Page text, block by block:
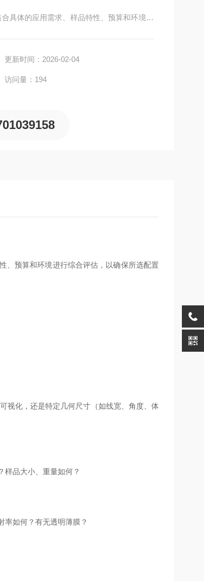
具体的应用需求、样品特性、预算和环境进
更新时间：2026-02-04
访问量：194
、预算和环境进行综合评估，以确保所选配置
视化，还是特定几何尺寸（如线宽、角度、体
样品大小、重量如何？
率如何？有无透明薄膜？